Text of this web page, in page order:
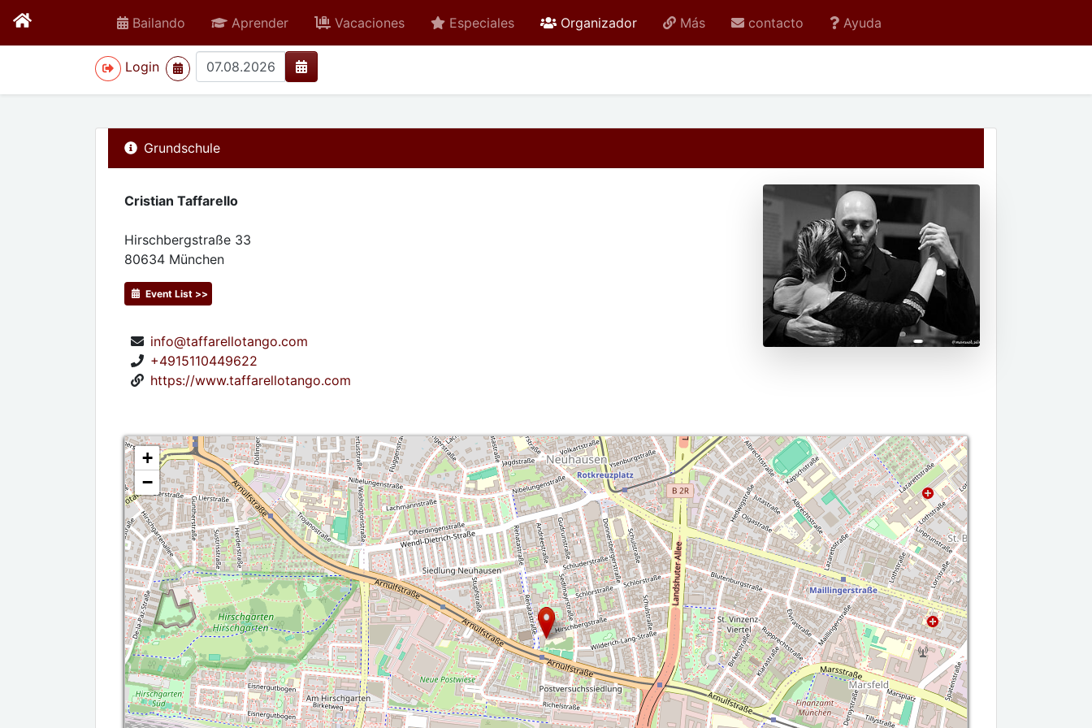
Bailando Aprender Vacaciones Especiales Organizadoractive Más contacto Ayuda
Login
>
Grundschule
Cristian Taffarello
Hirschbergstraße 33
80634 München
Event List >>
info@taffarellotango.com
+4915110449622
https://www.taffarellotango.com
+
−